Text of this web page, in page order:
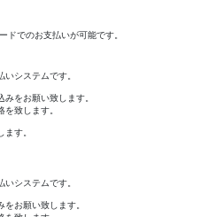
ドでのお支払いが可能です。
システムです。
をお願い致します。
致します。
す。
システムです。
お願い致します。